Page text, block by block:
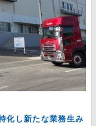
化し新たな業務生み